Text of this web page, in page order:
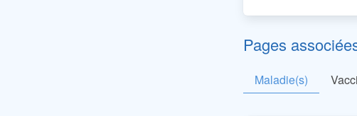
Pages
Maladie(s)